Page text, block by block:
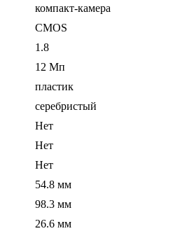
компакт-камера
CMOS
1.8
12 Мп
пластик
серебристый
Нет
Нет
Нет
54.8 мм
98.3 мм
26.6 мм